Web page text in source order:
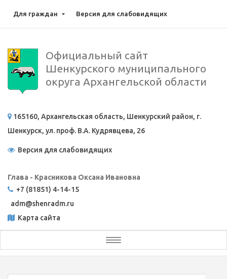
Для граждан Версия для слабовидящих
Официальный сайт
Шенкурского муниципального
округа Архангельской области
165160, Архангельская область, Шенкурский район, г.
Шенкурск, ул. проф. В.А. Кудрявцева, 26
Версия для слабовидящих
Глава - Красникова Оксана Ивановна
+7 (81851) 4-14-15
adm@shenradm.ru
Карта сайта
Toggle
navigation